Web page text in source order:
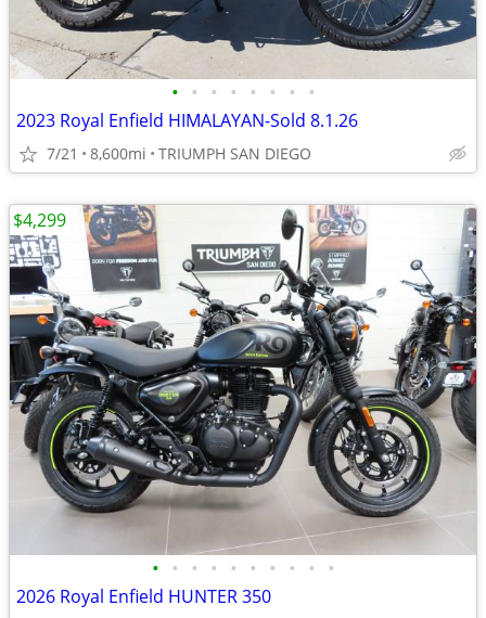
• • • • • • • •
2023 Royal Enfield HIMALAYAN-Sold 8.1.26
7/21 8,600mi TRIUMPH SAN DIEGO
• • • • • • • • • •
2026 Royal Enfield HUNTER 350
$4,299